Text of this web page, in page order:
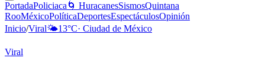
PortadaPoliciaca 🌀 HuracanesSismosQuintana
RooMéxicoPolíticaDeportesEspectáculosOpinión
Inicio/Viral🌤️13°C· Ciudad de México
Viral